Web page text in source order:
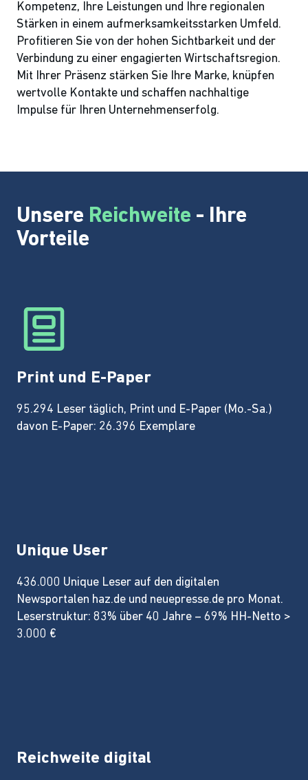
Kompetenz, Ihre Leistungen und Ihre regionalen
Stärken in einem aufmerksamkeitsstarken Umfeld.
Profitieren Sie von der hohen Sichtbarkeit und der
Verbindung zu einer engagierten Wirtschaftsregion.
Mit Ihrer Präsenz stärken Sie Ihre Marke, knüpfen
wertvolle Kontakte und schaffen nachhaltige
Impulse für Ihren Unternehmenserfolg.
Unsere Reichweite - Ihre
Vorteile
Print und E-Paper
95.294 Leser täglich, Print und E-Paper (Mo.-Sa.)
davon E-Paper: 26.396 Exemplare
Unique User
436.000 Unique Leser auf den digitalen
Newsportalen haz.de und neuepresse.de pro Monat.
Leserstruktur: 83% über 40 Jahre – 69% HH-Netto >
3.000 €
Reichweite digital